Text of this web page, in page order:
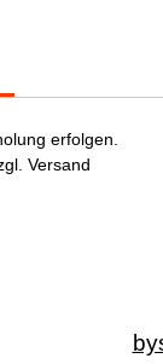
erfolgen.
Versand